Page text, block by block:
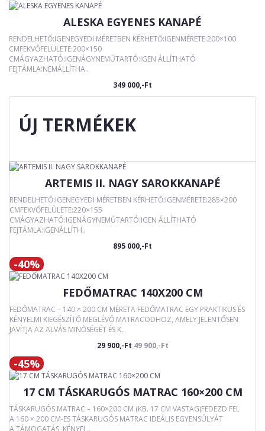
ALESKA EGYENES KANAPÉ
RENDELHETŐ:IGENEGYEDI MÉRETBEN KÉRHETŐ:IGENMÉRETE:200×100
CMFEKVŐFELÜLETE:200×150
CMÁGYAZHATÓ:IGENÁGYNEMŰTARTÓ:IGEN ÁLLÍTHATÓ
FEJTÁMLA:NEMÁLLÍTHA..
349 000,-Ft
ÚJ TERMÉKEK
ARTEMIS II. NAGY SAROKKANAPÉ
RENDELHETŐ:IGENEGYEDI MÉRETBEN KÉRHETŐ:IGENMÉRETE:285×200
CMFEKVŐFELÜLETE:220×155
CMÁGYAZHATÓ:IGENÁGYNEMŰTARTÓ:IGEN ÁLLÍTHATÓ
FEJTÁMLA:IGENÁLLÍTH..
895 000,-Ft
-40%
FEDŐMATRAC 140X200 CM
FEDŐMATRAC – 140 × 200 CM MÉRETA FEDŐMATRAC EGY PRAKTIKUS ÉS
KÉNYELMI KIEGÉSZÍTŐ MEGLÉVŐ MATRACODHOZ, AMELY JELENTŐSEN
JAVÍTJA AZ ALVÁS MINŐSÉGÉT ÉS K..
29 900,-Ft 49 900,-Ft
-45%
17 CM TÁSKARUGÓS MATRAC 160×200 CM
TÁSKARUGÓS MATRAC – 160×200 CM (KB. 17 CM VASTAG)FEDEZD FEL
A 160 × 200 CM-ES TÁSKARUGÓS MATRAC IDEÁLIS EGYENSÚLYÁT